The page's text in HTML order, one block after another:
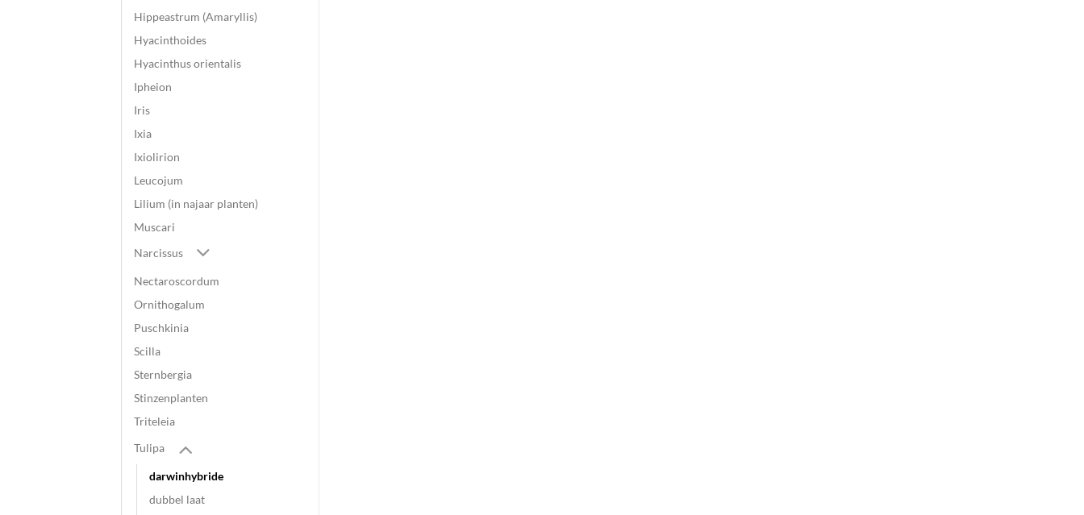
Hippeastrum (Amaryllis)
Hyacinthoides
Hyacinthus orientalis
Ipheion
Iris
Ixia
Ixiolirion
Leucojum
Lilium (in najaar planten)
Muscari
Narcissus
Nectaroscordum
Ornithogalum
Puschkinia
Scilla
Sternbergia
Stinzenplanten
Triteleia
Tulipa
darwinhybride
dubbel laat